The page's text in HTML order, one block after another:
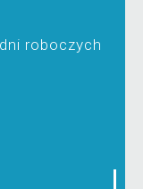
roboczych